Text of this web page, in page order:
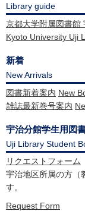
Library guide
京都大学附属図書館
Kyoto University Uji
新着
New Arrivals
図書新着案内 New
雑誌最新巻号案内
宇治分館学生用図
Uji Library Student
リクエストフォーム
宇治地区所属の方（
す。
Request Form